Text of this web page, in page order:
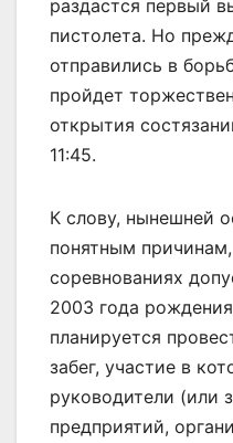
раздастся первый
пистолета. Но
отправились в
пройдет
открытия
11:45.
К слову, нынешней
понятным
соревнованиях
2003 года
планируется
забег, участие в
руководители (или
предприятий,